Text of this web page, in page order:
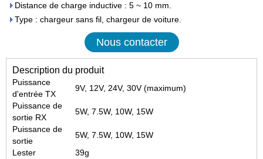
Distance de charge inductive : 5 ~ 10 mm.
Type : chargeur sans fil, chargeur de voiture.
Nous contacter
Description du produit
Puissance
d'entrée TX
9V, 12V, 24V, 30V (maximum)
Puissance de
sortie RX
5W, 7.5W, 10W, 15W
Puissance de
sortie
5W, 7.5W, 10W, 15W
Lester
39g